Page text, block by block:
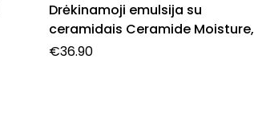
Drėkinamoji emulsija su
ceramidais Ceramide Moisture,
120 ml.
€36.90